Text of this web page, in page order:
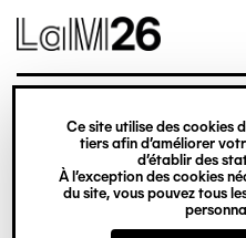
Gestion des cookies
Ce site utilise des cookies
tiers afin d’améliorer
d’établir des
À l’exception des cookies
du site, vous pouvez tous
contenu